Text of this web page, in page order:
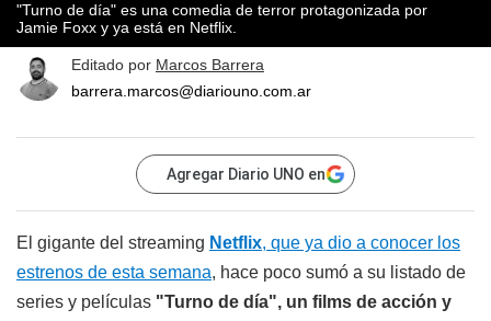
"Turno de día" es una comedia de terror protagonizada por
Jamie Foxx y ya está en Netflix.
Editado por Marcos Barrera
barrera.marcos@diariouno.com.ar
Agregar Diario UNO en
El gigante del streaming Netflix, que ya dio a conocer los
estrenos de esta semana, hace poco sumó a su listado de
series y películas "Turno de día", un films de acción y